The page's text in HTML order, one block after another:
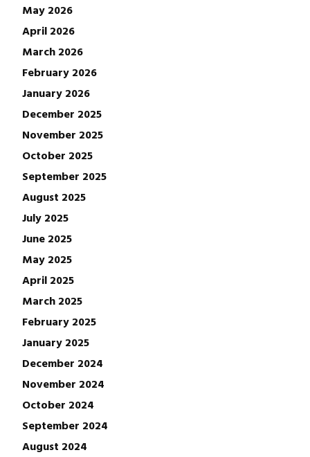
May 2026
April 2026
March 2026
February 2026
January 2026
December 2025
November 2025
October 2025
September 2025
August 2025
July 2025
June 2025
May 2025
April 2025
March 2025
February 2025
January 2025
December 2024
November 2024
October 2024
September 2024
August 2024